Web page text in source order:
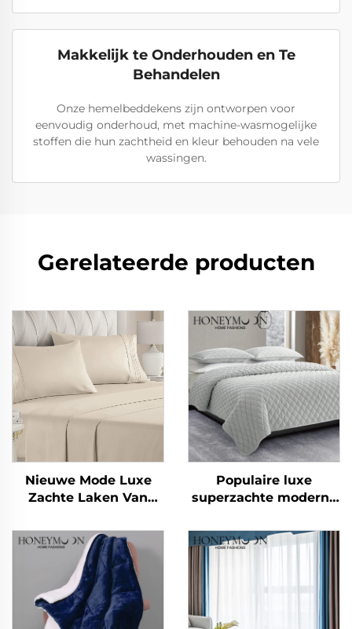
Makkelijk te Onderhouden en Te
Behandelen
Onze hemelbeddekens zijn ontworpen voor
eenvoudig onderhoud, met machine-wasmogelijke
stoffen die hun zachtheid en kleur behouden na vele
wassingen.
Gerelateerde producten
Nieuwe Mode Luxe
Zachte Laken Van
Microvezel 90gsm
Voor Gewassen
Zijdeachtige Laken Set
Voor Alle Seizoenen
Populaire luxe
superzachte moderne
koningsmaat 3 stuks